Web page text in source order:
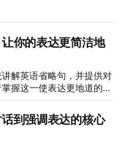
你的表达更简洁地
解英语省略句，并提供对
握这一使表达更地道的技
到强调表达的核心